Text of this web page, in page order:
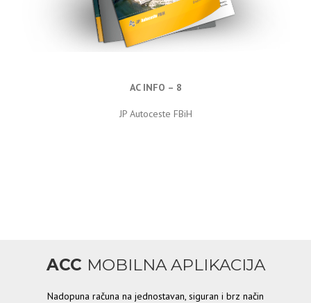
AC INFO – 8
JP Autoceste FBiH
ACC MOBILNA APLIKACIJA
Nadopuna računa na jednostavan, siguran i brz način